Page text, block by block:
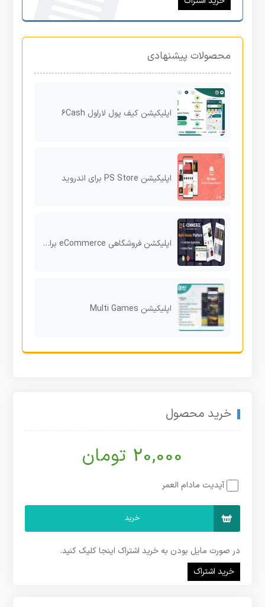
محصولات پیشنهادی
اپلیکیشن کیف پول لاراول ۶Cash
اپلیکیشن PS Store برای اندروید
اپلیکشن فروشگاهی eCommerce برای اندروید
اپلیکیشن Multi Games
خرید محصول
20,000 تومان
آپدیت مادام العمر
خرید
در صورت مایل بودن به خرید اشتراک اینجا کلیک کنید.
خرید اشتراک